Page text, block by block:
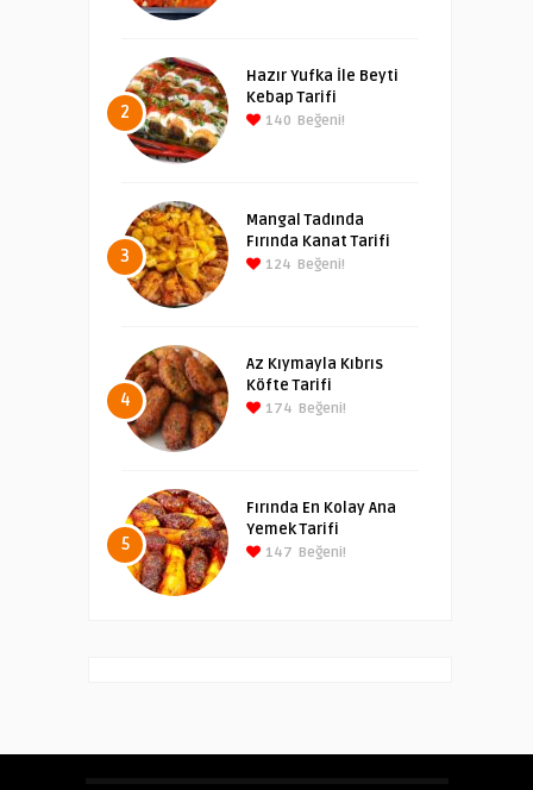
2
Hazır Yufka İle Beyti
Kebap Tarifi
140 Beğeni!
3
Mangal Tadında
Fırında Kanat Tarifi
124 Beğeni!
4
Az Kıymayla Kıbrıs
Köfte Tarifi
174 Beğeni!
5
Fırında En Kolay Ana
Yemek Tarifi
147 Beğeni!